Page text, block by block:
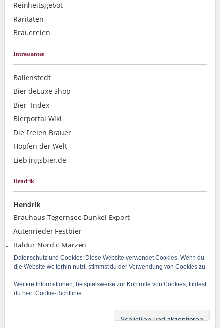
Reinheitsgebot
Raritäten
Brauereien
Intressantes
Ballenstedt
Bier deLuxe Shop
Bier- Index
Bierportal Wiki
Die Freien Brauer
Hopfen der Welt
Lieblingsbier.de
Hendrik
Hendrik
Brauhaus Tegernsee Dunkel Export
Autenrieder Festbier
Baldur Nordic Märzen
Alpirsbacher Weizen Hefe Dunkel
Copyright © 2014-2026 BLOG-B.INFO | Powered by H. Baran und WordPress | Design
Iceable Themes
Datenschutz und Cookies: Diese Website verwendet Cookies. Wenn du
die Website weiterhin nutzt, stimmst du der Verwendung von Cookies zu.
Weitere Informationen, beispielsweise zur Kontrolle von Cookies, findest
du hier: Cookie-Richtlinie